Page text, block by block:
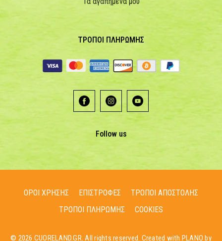
ΤΡΟΠΟΙ ΠΛΗΡΩΜΗΣ
Follow us
ΟΡΟΙ ΧΡΗΣΗΣ ΕΠΙΣΤΡΟΦΕΣ
ΤΡΟΠΟΙ ΑΠΟΣΤΟΛΗΣ
ΤΡΟΠΟΙ ΠΛΗΡΩΜΗΣ
COOKIES
© 2026 CUORELAND.GR. All rights reserved. Created with PLANO by